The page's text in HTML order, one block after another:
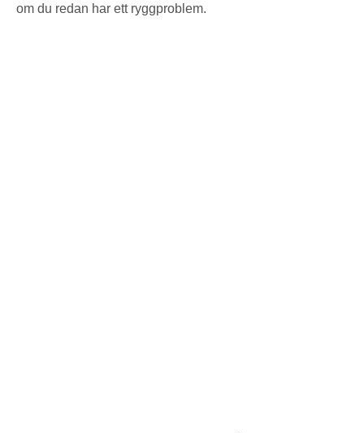
om du redan har ett ryggproblem.